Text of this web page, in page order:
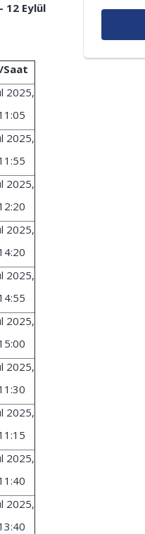
12 Eylül
Saat
2025,
2025,
2025,
2025,
2025,
2025,
2025,
2025,
2025,
2025,